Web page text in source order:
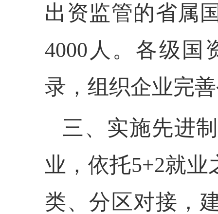
出资监管的省属
4000人。各级国
录，组织企业完
三、实施先进
业，依托5+2就
类、分区对接，